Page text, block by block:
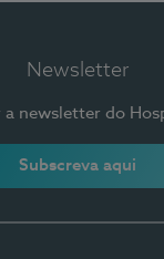
Newsletter
a newsletter do
Subscreva aqui